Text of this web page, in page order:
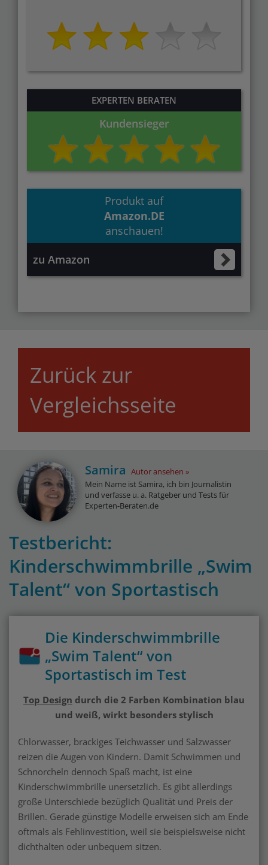
EXPERTEN BERATEN
Kundensieger
Produkt auf
Amazon.DE
anschauen!
zu Amazon
Zurück zur
Vergleichsseite
Samira Autor ansehen
Mein Name ist Samira, ich bin Journalistin
und verfasse u. a. Ratgeber und Tests für
Experten-Beraten.de
Testbericht:
Kinderschwimmbrille „Swim
Talent“ von Sportastisch
Die Kinderschwimmbrille
„Swim Talent“ von
Sportastisch im Test
Top Design durch die 2 Farben Kombination blau
und weiß, wirkt besonders stylisch
Chlorwasser, brackiges Teichwasser und Salzwasser
reizen die Augen von Kindern. Damit Schwimmen und
Schnorcheln dennoch Spaß macht, ist eine
Kinderschwimmbrille unersetzlich. Es gibt allerdings
große Unterschiede bezüglich Qualität und Preis der
Brillen. Gerade günstige Modelle erweisen sich am Ende
oftmals als Fehlinvestition, weil sie beispielsweise nicht
dichthalten oder unbequem sitzen.